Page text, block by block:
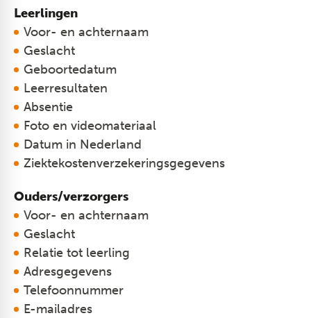
Leerlingen
Voor- en achternaam
Geslacht
Geboortedatum
Leerresultaten
Absentie
Foto en videomateriaal
Datum in Nederland
Ziektekostenverzekeringsgegevens​
Ouders/verzorgers
​Voor- en achternaam
Geslacht
Relatie tot leerling
Adresgegevens
Telefoonnummer
E-mailadres